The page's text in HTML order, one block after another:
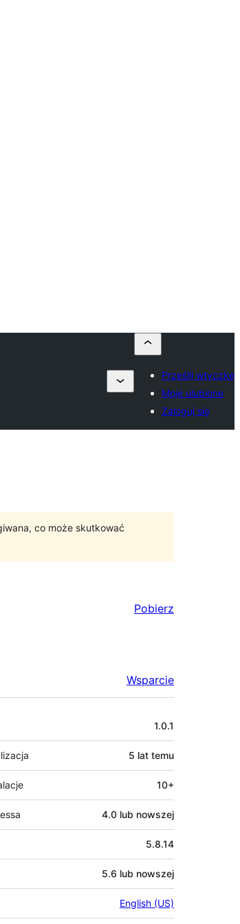
Prześlij wtyczkę
Moje ulubione
Zaloguj się
co może skutkować
Pobierz
Wsparcie
1.0.1
5 lat temu
10+
4.0 lub nowszej
5.8.14
5.6 lub nowszej
English (US)